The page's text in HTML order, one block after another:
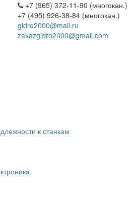
+7 (965) 372-11-90 (многокан.)
+7 (495) 926-38-84 (многокан.)
gidro2000@mail.ru
zakazgidro2000@gmail.com
к станкам